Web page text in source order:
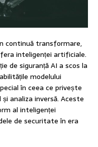
continuă transformare,
inteligenței artificiale.
de siguranță AI a scos la
modelului
în ceea ce privește
analiza inversă. Aceste
al inteligenței
de securitate în era